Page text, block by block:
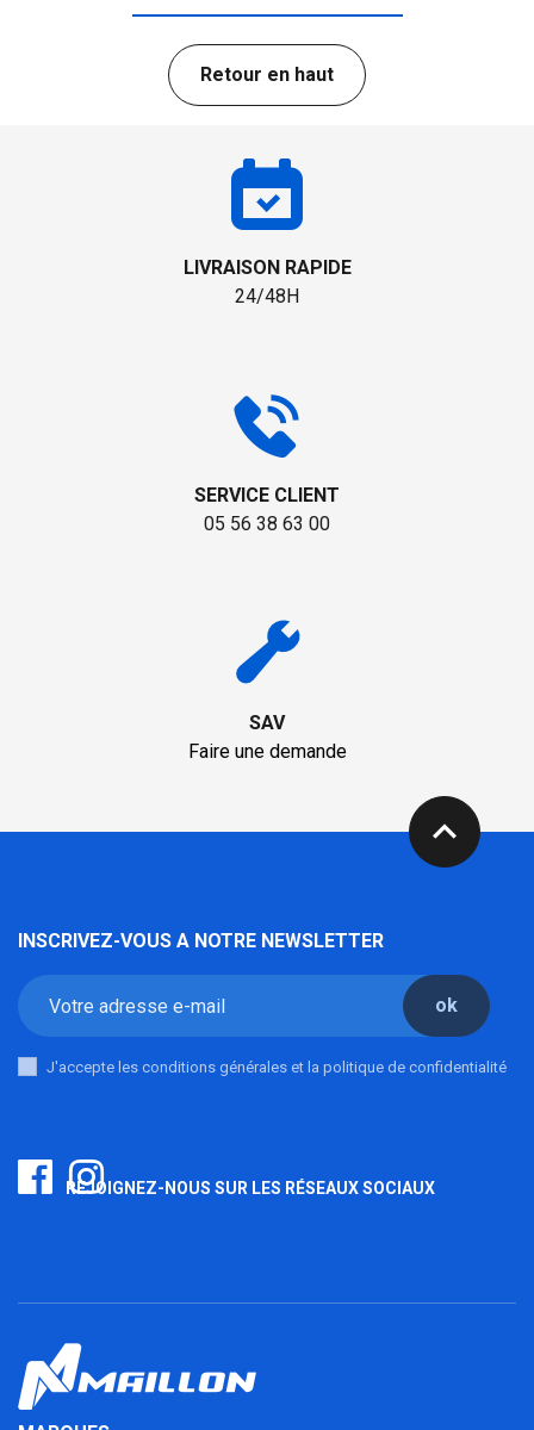
Retour en haut
LIVRAISON RAPIDE
24/48H
SERVICE CLIENT
05 56 38 63 00
SAV
Faire une demande
expand_less
INSCRIVEZ-VOUS A NOTRE NEWSLETTER
ok
J'accepte les conditions générales et la politique de confidentialité
REJOIGNEZ-NOUS SUR LES RÉSEAUX SOCIAUX